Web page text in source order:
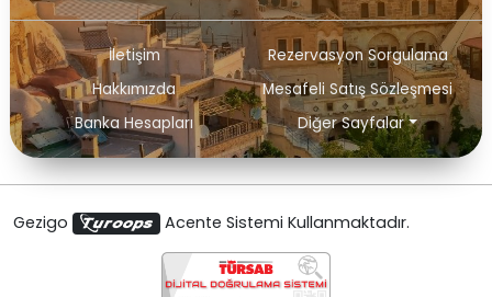
İletişim
Rezervasyon Sorgulama
Hakkımızda
Mesafeli Satış Sözleşmesi
Banka Hesapları
Diğer Sayfalar
Gezigo Acente Sistemi Kullanmaktadır.